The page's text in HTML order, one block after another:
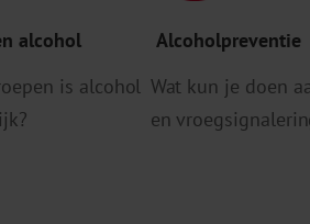
alcohol
is alcohol
Alcoholpreventie
Wat kun je doen
en